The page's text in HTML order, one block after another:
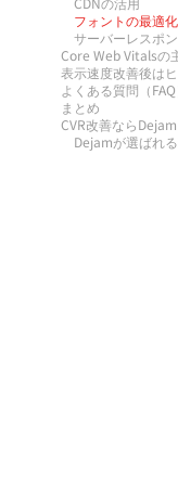
フォントの最適化
サーバーレスポ
Core Web Vitalsの
表示速度改善後は
よくある質問（FAQ
まとめ
CVR改善ならDejam
Dejamが選ばれ